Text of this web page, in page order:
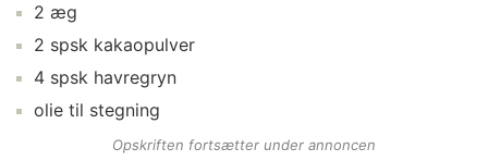
2 æg
2 spsk kakaopulver
4 spsk havregryn
olie til stegning
Opskriften fortsætter under annoncen